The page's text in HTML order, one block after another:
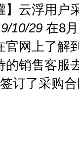
】云浮用
10/29 在8
官网上了解
的销售客服
订了采购